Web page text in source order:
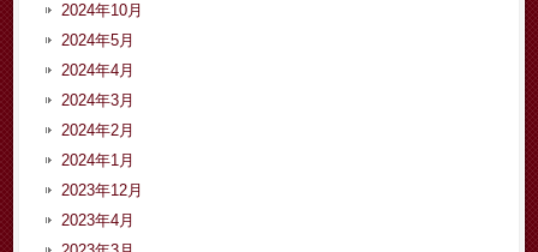
2024年10月
2024年5月
2024年4月
2024年3月
2024年2月
2024年1月
2023年12月
2023年4月